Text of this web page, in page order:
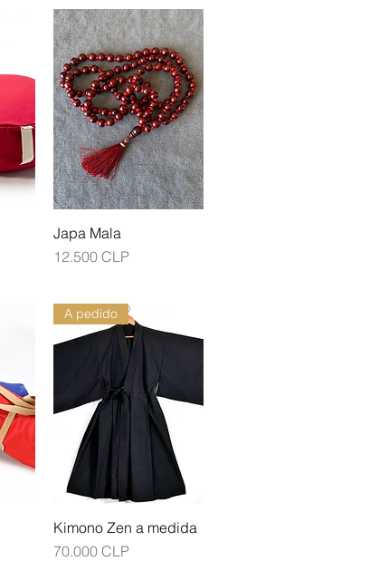
Japa Mala
Precio
12.500 CLP
A pedido
Kimono Zen a medida
Precio
70.000 CLP